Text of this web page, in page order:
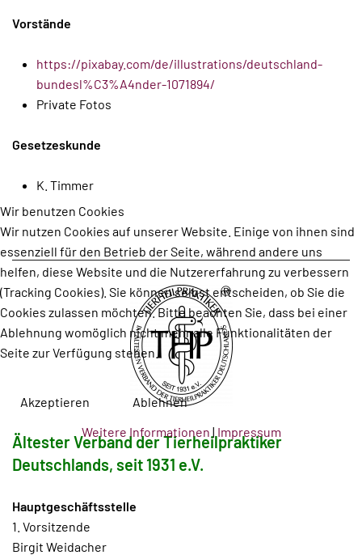
Vorstände
https://pixabay.com/de/illustrations/deutschland-
bundesl%C3%A4nder-1071894/
Private Fotos
Gesetzeskunde
K. Timmer
Ältester Verband der Tierheilpraktiker
Deutschlands, seit 1931 e.V.
Hauptgeschäftsstelle
1. Vorsitzende
Birgit Weidacher
Wir benutzen Cookies
Wir nutzen Cookies auf unserer Website. Einige von ihnen sind
essenziell für den Betrieb der Seite, während andere uns
helfen, diese Website und die Nutzererfahrung zu verbessern
(Tracking Cookies). Sie können selbst entscheiden, ob Sie die
Cookies zulassen möchten. Bitte beachten Sie, dass bei einer
Ablehnung womöglich nicht mehr alle Funktionalitäten der
Seite zur Verfügung stehen.
Akzeptieren
Ablehnen
Weitere Informationen | Impressum